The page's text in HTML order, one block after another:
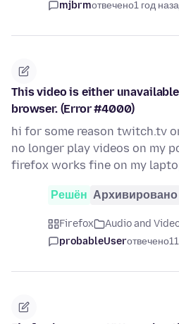
mjbrmотвечено1 год
This video is either
browser. (Error #4000)
hi for some reason twitch.tv
no longer play videos on my
firefox works fine on my
Решён Архивировано
Firefox Audio and
probableUserотвечено